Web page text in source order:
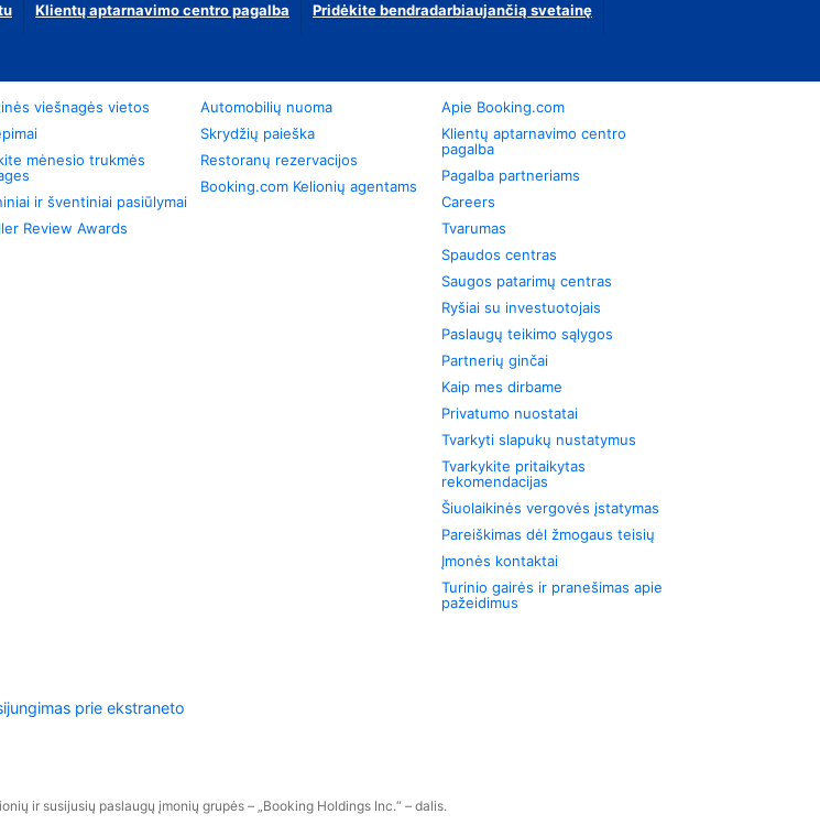
Klientų aptarnavimo centro pagalba Pridėkite bendradarbiaujančią svetainę
viešnagės vietos
mėnesio trukmės
ir šventiniai pasiūlymai
Review Awards
Automobilių nuoma
Skrydžių paieška
Restoranų rezervacijos
Booking.com Kelionių agentams
Apie Booking.com
Klientų aptarnavimo centro
pagalba
Pagalba partneriams
Careers
Tvarumas
Spaudos centras
Saugos patarimų centras
Ryšiai su investuotojais
Paslaugų teikimo sąlygos
Partnerių ginčai
Kaip mes dirbame
Privatumo nuostatai
Tvarkyti slapukų nustatymus
Tvarkykite pritaikytas
rekomendacijas
Šiuolaikinės vergovės įstatymas
Pareiškimas dėl žmogaus teisių
Įmonės kontaktai
Turinio gairės ir pranešimas apie
pažeidimus
prie ekstraneto
ir susijusių paslaugų įmonių grupės – „Booking Holdings Inc.“ – dalis.